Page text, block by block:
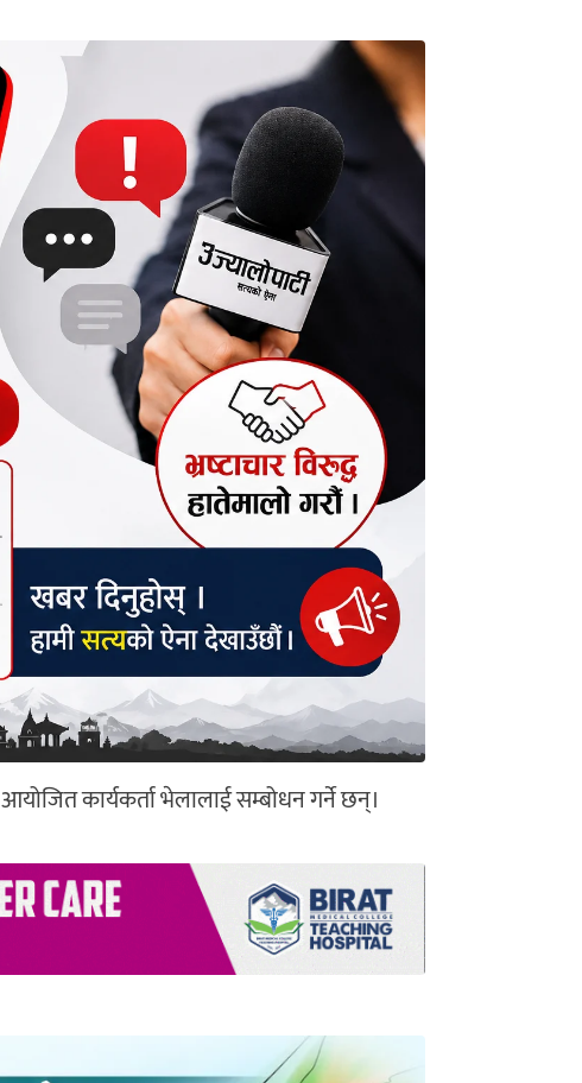
कार्यकर्ता भेलालाई सम्बोधन गर्ने छन्।